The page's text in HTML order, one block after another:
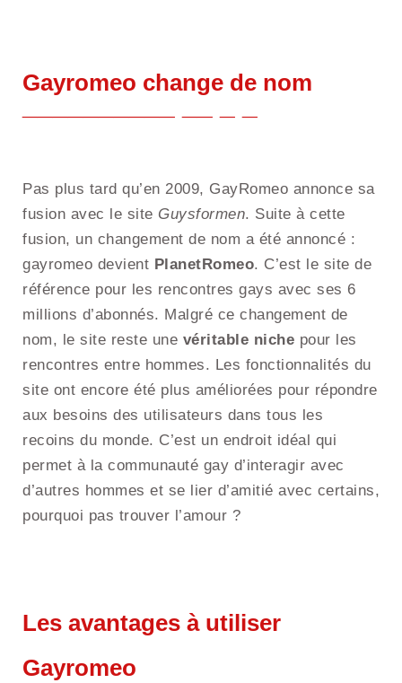
Gayromeo change de nom
Pas plus tard qu’en 2009, GayRomeo annonce sa
fusion avec le site Guysformen. Suite à cette
fusion, un changement de nom a été annoncé :
gayromeo devient PlanetRomeo. C’est le site de
référence pour les rencontres gays avec ses 6
millions d’abonnés. Malgré ce changement de
nom, le site reste une véritable niche pour les
rencontres entre hommes. Les fonctionnalités du
site ont encore été plus améliorées pour répondre
aux besoins des utilisateurs dans tous les
recoins du monde. C’est un endroit idéal qui
permet à la communauté gay d’interagir avec
d’autres hommes et se lier d’amitié avec certains,
pourquoi pas trouver l’amour ?
Les avantages à utiliser
Gayromeo